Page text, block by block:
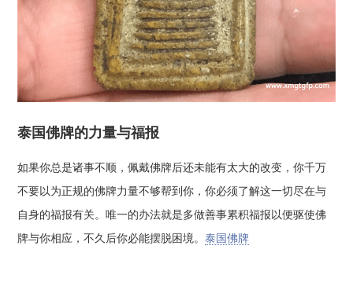
泰国佛牌的力量与福报
如果你总是诸事不顺，佩戴佛牌后还未能有太大的改变，你千万
不要以为正规的佛牌力量不够帮到你，你必须了解这一切尽在与
自身的福报有关。唯一的办法就是多做善事累积福报以便驱使佛
牌与你相应，不久后你必能摆脱困境。泰国佛牌